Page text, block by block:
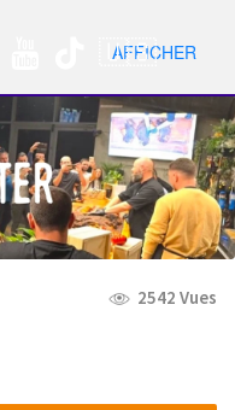
🇺🇸 Nav
2542 Vues
AFFICHER